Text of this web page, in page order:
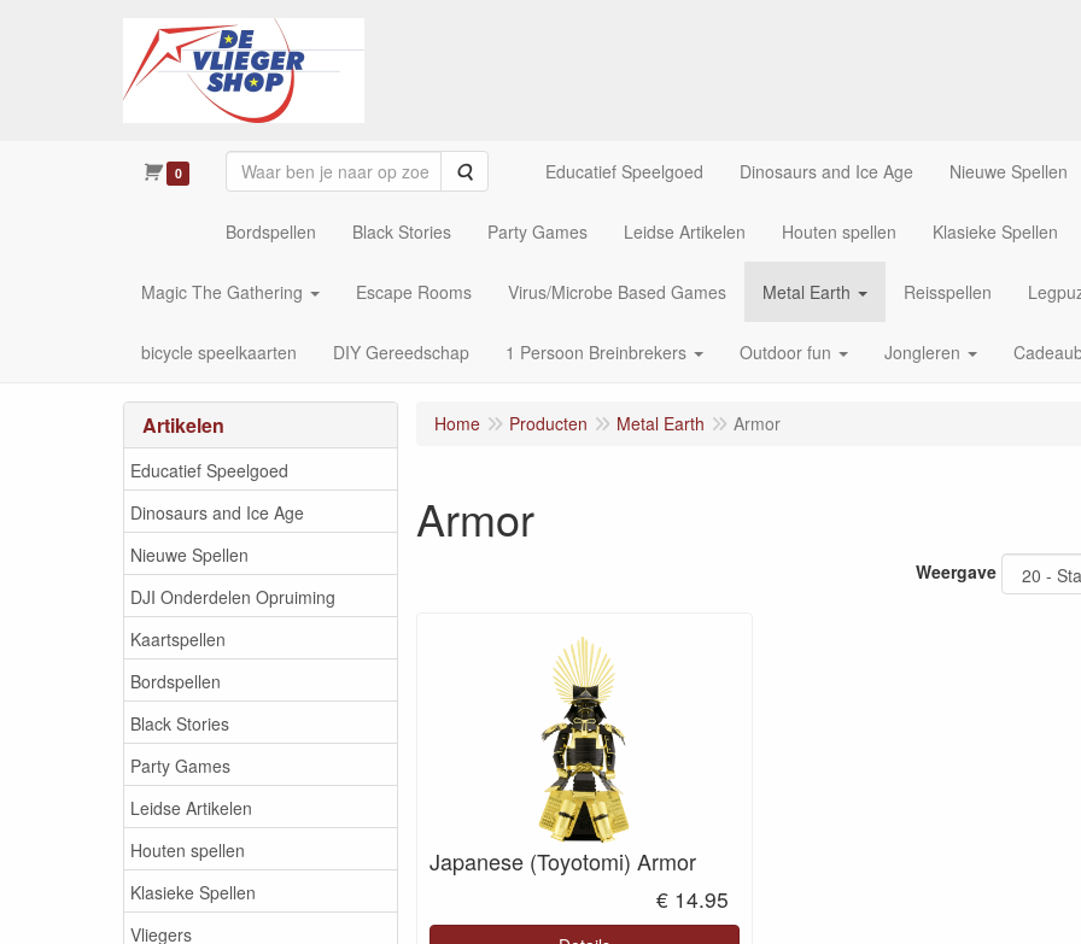
0 Zoeken Educatief Speelgoed Dinosaurs and Ice Age Nieuwe Spellen
Bordspellen Black Stories Party Games Leidse Artikelen Houten spellen Klasieke Spellen
Magic The Gathering Escape Rooms Virus/Microbe Based Games Metal Earth Reisspellen
bicycle speelkaarten DIY Gereedschap 1 Persoon Breinbrekers Outdoor fun Jongleren
Artikelen
Educatief Speelgoed
Dinosaurs and Ice Age
Nieuwe Spellen
DJI Onderdelen Opruiming
Kaartspellen
Bordspellen
Black Stories
Party Games
Leidse Artikelen
Houten spellen
Klasieke Spellen
Vliegers
Home Producten Metal Earth Armor
Armor
Weergave
Japanese (Toyotomi) Armor
€ 14.95